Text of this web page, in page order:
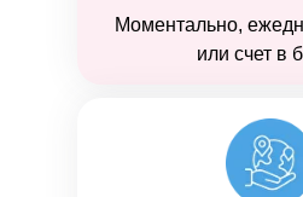
Моментально,
или счет в